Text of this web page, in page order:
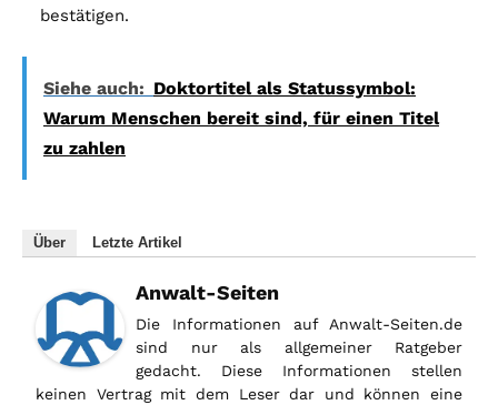
bestätigen.
Siehe auch: Doktortitel als Statussymbol:
Warum Menschen bereit sind, für einen Titel
zu zahlen
Über Letzte Artikel
Anwalt-Seiten
Die Informationen auf Anwalt-Seiten.de
sind nur als allgemeiner Ratgeber
gedacht. Diese Informationen stellen
keinen Vertrag mit dem Leser dar und können eine